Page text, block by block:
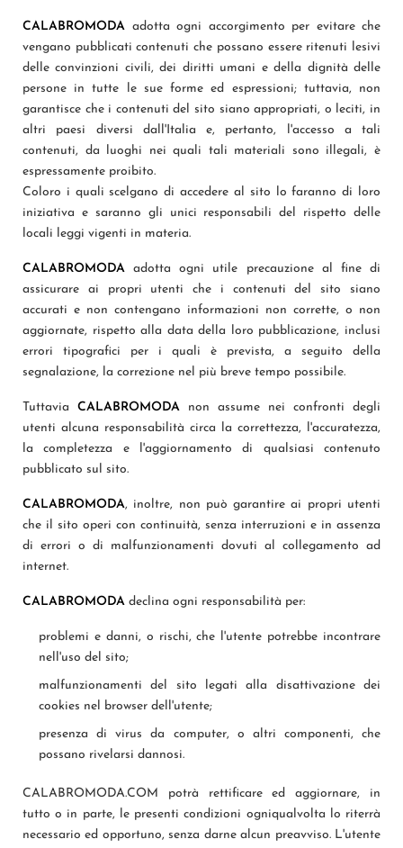
CALABROMODA adotta ogni accorgimento per evitare che
vengano pubblicati contenuti che possano essere ritenuti lesivi
delle convinzioni civili, dei diritti umani e della dignità delle
persone in tutte le sue forme ed espressioni; tuttavia, non
garantisce che i contenuti del sito siano appropriati, o leciti, in
altri paesi diversi dall'Italia e, pertanto, l'accesso a tali
contenuti, da luoghi nei quali tali materiali sono illegali, è
espressamente proibito.
Coloro i quali scelgano di accedere al sito lo faranno di loro
iniziativa e saranno gli unici responsabili del rispetto delle
locali leggi vigenti in materia.
CALABROMODA adotta ogni utile precauzione al fine di
assicurare ai propri utenti che i contenuti del sito siano
accurati e non contengano informazioni non corrette, o non
aggiornate, rispetto alla data della loro pubblicazione, inclusi
errori tipografici per i quali è prevista, a seguito della
segnalazione, la correzione nel più breve tempo possibile.
Tuttavia CALABROMODA non assume nei confronti degli
utenti alcuna responsabilità circa la correttezza, l'accuratezza,
la completezza e l'aggiornamento di qualsiasi contenuto
pubblicato sul sito.
CALABROMODA, inoltre, non può garantire ai propri utenti
che il sito operi con continuità, senza interruzioni e in assenza
di errori o di malfunzionamenti dovuti al collegamento ad
internet.
CALABROMODA declina ogni responsabilità per:
problemi e danni, o rischi, che l'utente potrebbe incontrare
nell'uso del sito;
malfunzionamenti del sito legati alla disattivazione dei
cookies nel browser dell'utente;
presenza di virus da computer, o altri componenti, che
possano rivelarsi dannosi.
CALABROMODA.COM potrà rettificare ed aggiornare, in
tutto o in parte, le presenti condizioni ogniqualvolta lo riterrà
necessario ed opportuno, senza darne alcun preavviso. L'utente